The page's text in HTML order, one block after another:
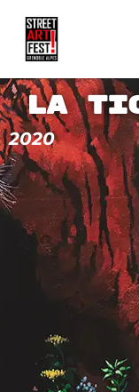
La
2020